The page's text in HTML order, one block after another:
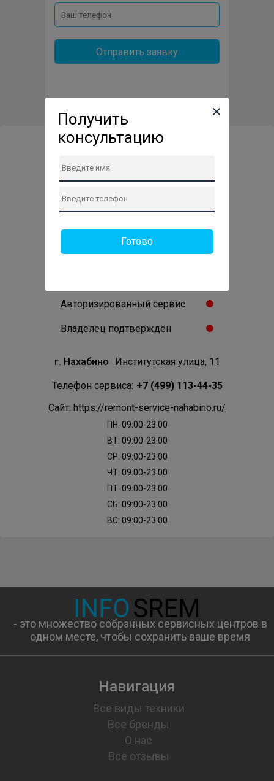
Сервис-центр по ремонту
Авторизированный сервис
Владелец подтверждён
г. Нахабино Институтская улица, 11
Телефон сервиса: +7 (499) 113-44-35
Сайт: https://remont-service-nahabino.ru/
ПН: 09:00-23:00
ВТ: 09:00-23:00
СР: 09:00-23:00
ЧТ: 09:00-23:00
ПТ: 09:00-23:00
СБ: 09:00-23:00
ВС: 09:00-23:00
Отправить заявку
- это множество собранных сервисных центров в
одном месте, чтобы сохранить ваше время
Навигация
Все виды техники
Все бренды
О нас
Все отзывы
Получить
консультацию
Готово